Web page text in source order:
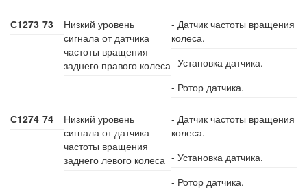
С1273 73
Низкий уровень
сигнала от датчика
частоты вращения
заднего правого колеса
- Датчик частоты вращения
колеса.
- Установка датчика.
- Ротор датчика.
С1274 74
Низкий уровень
сигнала от датчика
частоты вращения
заднего левого колеса
- Датчик частоты вращения
колеса.
- Установка датчика.
- Ротор датчика.